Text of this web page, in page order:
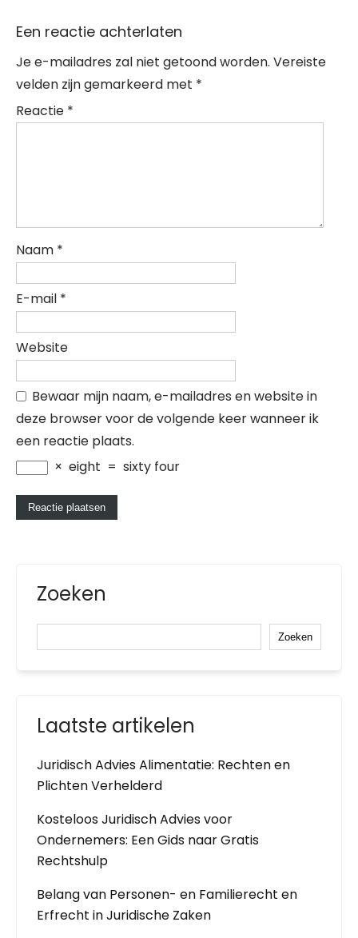
Een reactie achterlaten
Je e-mailadres zal niet getoond worden. Vereiste
velden zijn gemarkeerd met *
Reactie *
Naam *
E-mail *
Website
Bewaar mijn naam, e-mailadres en website in
deze browser voor de volgende keer wanneer ik
een reactie plaats.
× eight = sixty four
Zoeken
Zoeken
Laatste artikelen
Juridisch Advies Alimentatie: Rechten en
Plichten Verhelderd
Kosteloos Juridisch Advies voor
Ondernemers: Een Gids naar Gratis
Rechtshulp
Belang van Personen- en Familierecht en
Erfrecht in Juridische Zaken